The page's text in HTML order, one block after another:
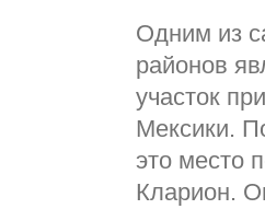
Одним из
районов
участок
Мексики.
это место
Кларион.